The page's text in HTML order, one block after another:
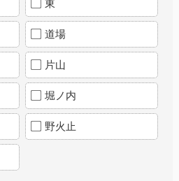
東
道場
片山
堀ノ内
野火止